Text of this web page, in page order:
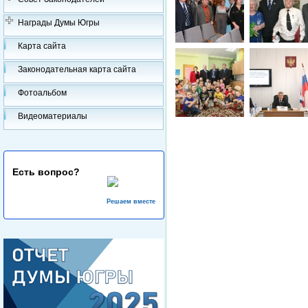
Награды Думы Югры
Карта сайта
Законодательная карта сайта
Фотоальбом
Видеоматериалы
Есть вопрос?
Решаем вместе